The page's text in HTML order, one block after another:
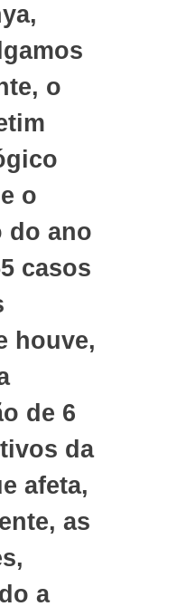
o
o
do ano
casos
houve,
de 6
da
afeta,
as
a